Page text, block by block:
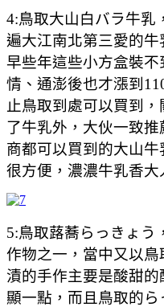
4:鳥取大山白バラ牛乳
遍大江南北第三愛的牛
早些年這些小方盒裝不
情、通澎後也才漲到
止鳥取到處可以買到
了牛乳外，大伙一致
商都可以買到的大山
很方便，濃濃牛乳香大
5:鳥取蕗蕎らっきょう
作物之一，當中又以
漬的手作主要是酸甜
顯一點，而且鳥取的